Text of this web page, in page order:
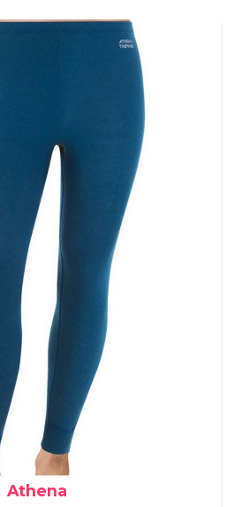
Athena